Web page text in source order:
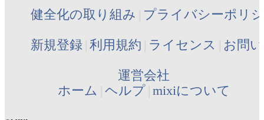
健全化の取り組み プライバシーポリ
新規登録 利用規約 ライセンス お問
運営会社
ホーム ヘルプ mixiについて